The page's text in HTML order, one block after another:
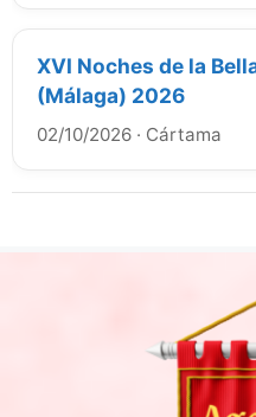
XVI Noches de la
(Málaga) 2026
02/10/2026 · Cártama